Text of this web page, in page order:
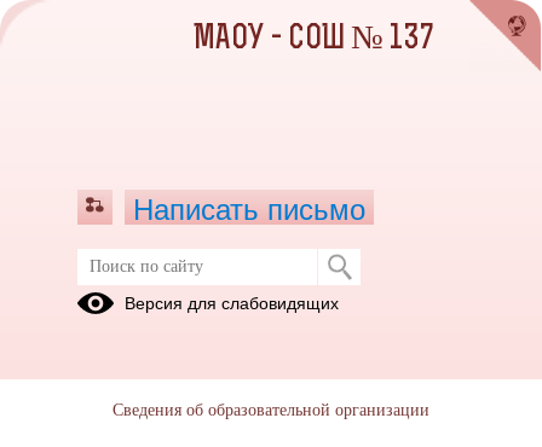
Март 2025
МАОУ - СОШ № 137
Написать письмо
Версия для слабовидящих
Сведения об образовательной организации